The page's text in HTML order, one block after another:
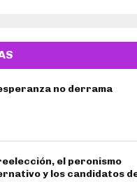
no derrama
el peronismo
y los candidatos